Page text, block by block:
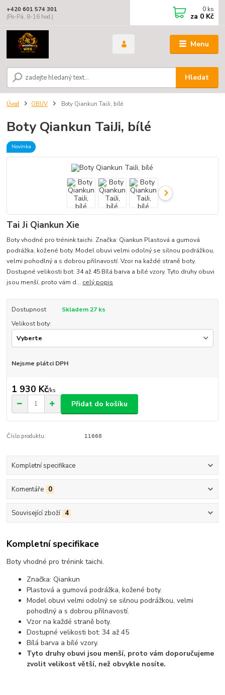
Menu
Hledat
+420 601 574 301
(Po-Pá, 8-16 hod.)
0 ks
za 0 Kč
Úvod OBUV Boty Qiankun TaiJi, bílé
Boty Qiankun TaiJi, bílé
Novinka
Tai Ji Qiankun Xie
Boty vhodné pro trénink taichi. Značka: Qiankun Plastová a gumová
podrážka, kožené boty. Model obuvi velmi odolný se silnou podrážkou,
velmi pohodlný a s dobrou přilnavostí. Vzor na každé straně boty.
Dostupné velikosti bot: 34 až 45 Bílá barva a bílé vzory. Tyto druhy obuvi
jsou menší, proto vám d... celý popis
Dostupnost
Skladem 27 ks
Velikost boty:
Nejsme plátci DPH
1 930 Kč/ks
Přidat do košíku
Číslo produktu: 11668
Kompletní specifikace
Komentáře 0
Související zboží 4
Kompletní specifikace
Boty vhodné pro trénink taichi.
Značka: Qiankun
Plastová a gumová podrážka, kožené boty.
Model obuvi velmi odolný se silnou podrážkou, velmi
pohodlný a s dobrou přilnavostí.
Vzor na každé straně boty.
Dostupné velikosti bot: 34 až 45
Bílá barva a bílé vzory.
Tyto druhy obuvi jsou menší, proto vám doporučujeme
zvolit velikost větší, než obvykle nosíte.